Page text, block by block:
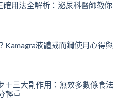
確用法全解析：泌尿科醫師教你
Kamagra液體威而鋼使用心得與
＋三大副作用：無效多數係食法
輕重